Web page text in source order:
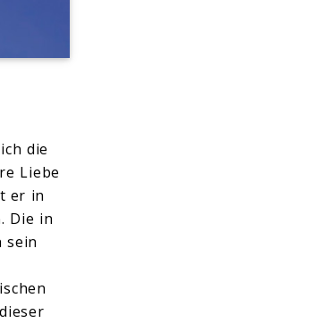
die
Liebe
er in
Die in
sein